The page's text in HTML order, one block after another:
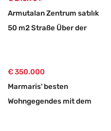
Armutalan Zentrum satılık
50 m2 Straße Über der
€ 350.000
Marmaris' besten
Wohngegendes mit dem